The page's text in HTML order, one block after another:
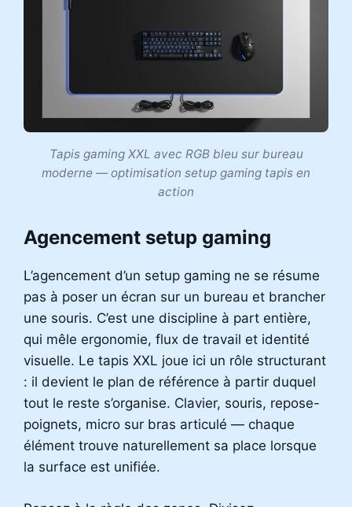
Tapis gaming XXL avec RGB bleu sur bureau
moderne — optimisation setup gaming tapis en
action
Agencement setup gaming
L’agencement d’un setup gaming ne se résume
pas à poser un écran sur un bureau et brancher
une souris. C’est une discipline à part entière,
qui mêle ergonomie, flux de travail et identité
visuelle. Le tapis XXL joue ici un rôle structurant
: il devient le plan de référence à partir duquel
tout le reste s’organise. Clavier, souris, repose-
poignets, micro sur bras articulé — chaque
élément trouve naturellement sa place lorsque
la surface est unifiée.